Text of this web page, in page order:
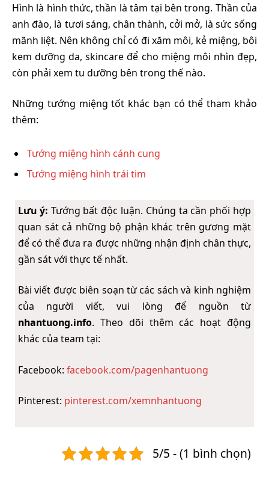
Hình là hình thức, thần là tâm tại bên trong. Thần của
anh đào, là tươi sáng, chân thành, cởi mở, là sức sống
mãnh liệt. Nên không chỉ có đi xăm môi, kẻ miệng, bôi
kem dưỡng da, skincare để cho miệng môi nhìn đẹp,
còn phải xem tu dưỡng bên trong thế nào.
Những tướng miệng tốt khác bạn có thể tham khảo
thêm:
Tướng miệng hình cánh cung
Tướng miệng hình trái tim
Lưu ý: Tướng bất độc luận. Chúng ta cần phối hợp
quan sát cả những bộ phận khác trên gương mặt
để có thể đưa ra được những nhận định chân thực,
gần sát với thực tế nhất.
Bài viết được biên soạn từ các sách và kinh nghiệm
của người viết, vui lòng để nguồn từ
nhantuong.info. Theo dõi thêm các hoạt động
khác của team tại:
Facebook: facebook.com/pagenhantuong
Pinterest: pinterest.com/xemnhantuong
5/5 - (1 bình chọn)